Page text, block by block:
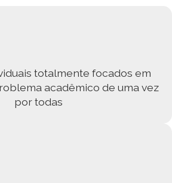
totalmente focados em
acadêmico de uma vez
por todas